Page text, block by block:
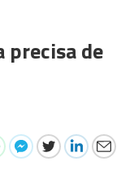
precisa de